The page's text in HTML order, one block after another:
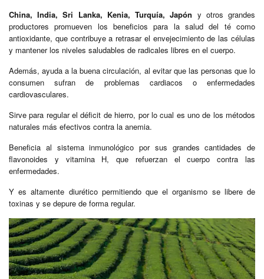
China, India, Sri Lanka, Kenia, Turquía, Japón y otros grandes
productores promueven los beneficios para la salud del té como
antioxidante, que contribuye a retrasar el envejecimiento de las células
y mantener los niveles saludables de radicales libres en el cuerpo.
Además, ayuda a la buena circulación, al evitar que las personas que lo
consumen sufran de problemas cardiacos o enfermedades
cardiovasculares.
Sirve para regular el déficit de hierro, por lo cual es uno de los métodos
naturales más efectivos contra la anemia.
Beneficia al sistema inmunológico por sus grandes cantidades de
flavonoides y vitamina H, que refuerzan el cuerpo contra las
enfermedades.
Y es altamente diurético permitiendo que el organismo se libere de
toxinas y se depure de forma regular.